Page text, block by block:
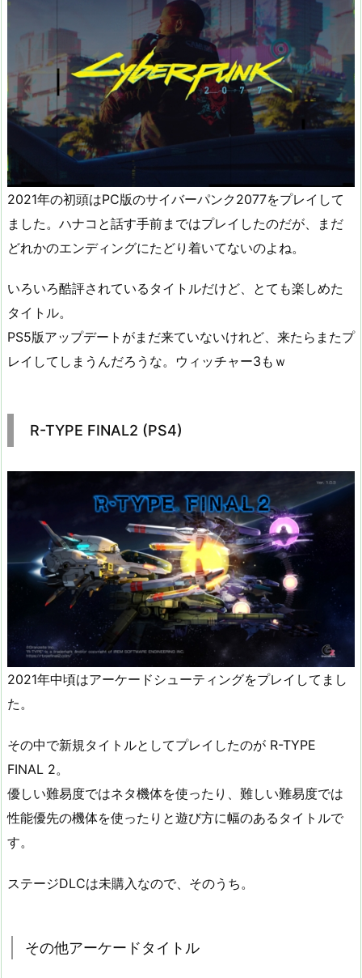
2021年の初頭はPC版のサイバーパンク2077をプレイして
ました。ハナコと話す手前まではプレイしたのだが、まだ
どれかのエンディングにたどり着いてないのよね。
いろいろ酷評されているタイトルだけど、とても楽しめた
タイトル。
PS5版アップデートがまだ来ていないけれど、来たらまたプ
レイしてしまうんだろうな。ウィッチャー3もｗ
R-TYPE FINAL2 (PS4)
2021年中頃はアーケードシューティングをプレイしてまし
た。
その中で新規タイトルとしてプレイしたのが R-TYPE
FINAL 2。
優しい難易度ではネタ機体を使ったり、難しい難易度では
性能優先の機体を使ったりと遊び方に幅のあるタイトルで
す。
ステージDLCは未購入なので、そのうち。
その他アーケードタイトル